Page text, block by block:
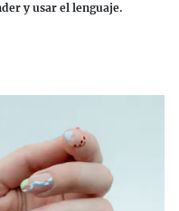
y usar el lenguaje.